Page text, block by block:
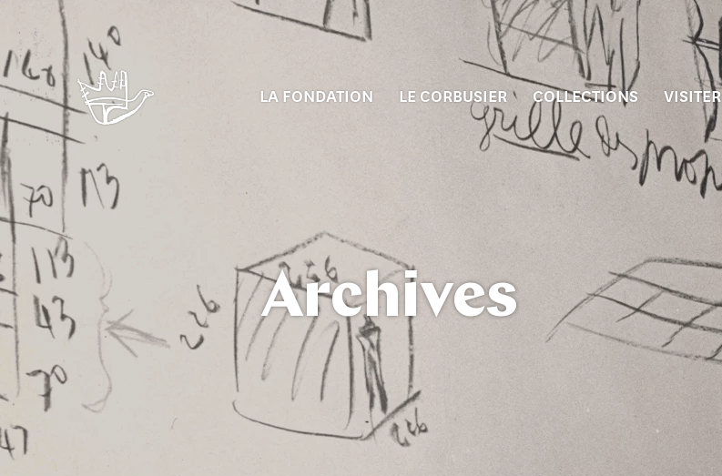
LA FONDATION LE CORBUSIER COLLECTIONS VISITER
Archives